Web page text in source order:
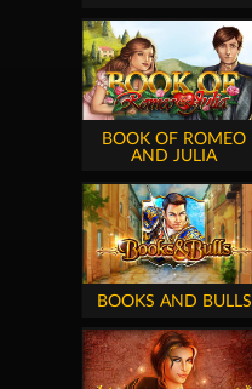
BOOK OF ROMEO
AND JULIA
BOOKS AND BULLS